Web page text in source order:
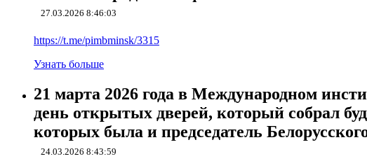
27.03.2026 8:46:03
https://t.me/pimbminsk/3315
Узнать больше
21 марта 2026 года в Международном
день открытых дверей, который собрал
которых была и председатель
24.03.2026 8:43:59